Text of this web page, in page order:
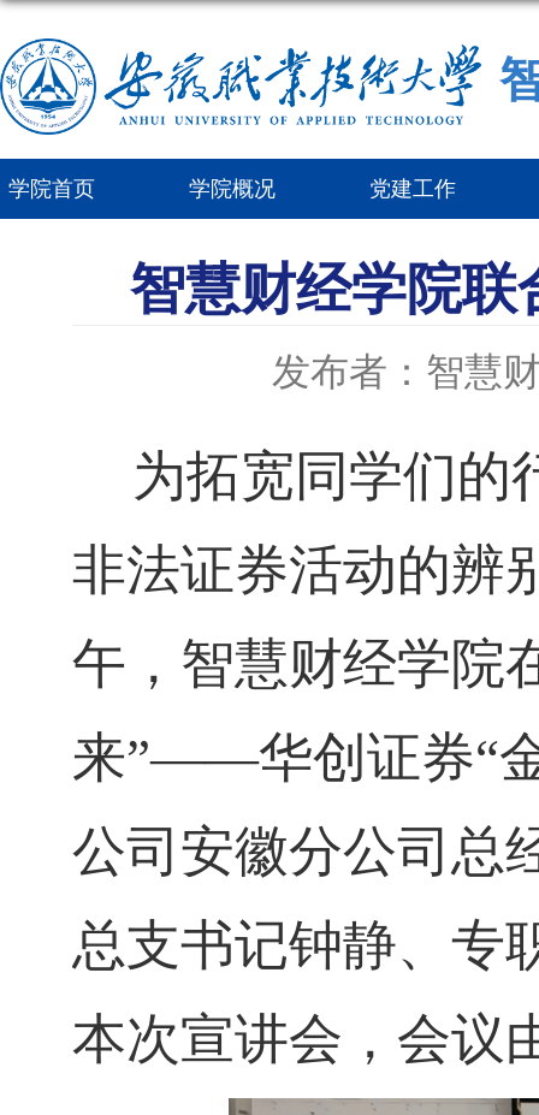
学院首页 学院概况 党建工作
智慧财经学院联
发布者：智慧
为拓宽同学们的
非法证券活动的辨
午，智慧财经学院
来”——华创证券“
公司安徽分公司总
总支书记钟静、专
本次宣讲会，会议